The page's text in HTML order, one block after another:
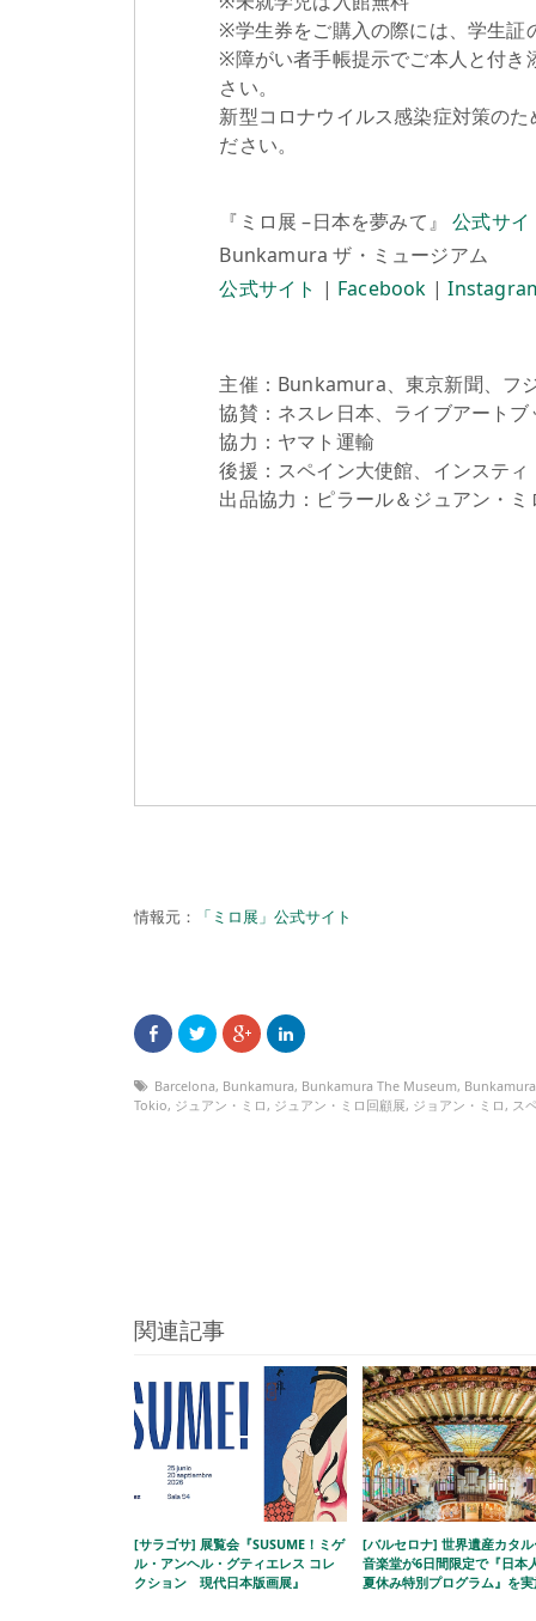
※学生券をご購入の際には、学生証
※障がい者手帳提示でご本人と付き
さい。
新型コロナウイルス感染症対策の
ださい。
『ミロ展 –日本を夢みて』公式サイ
Bunkamura ザ・ミュージアム
公式サイト | Facebook |
主催：Bunkamura、東京新聞、フ
協賛：ネスレ日本、ライブアートブ
協力：ヤマト運輸
後援：スペイン大使館、インステ
出品協力：ピラール＆ジュアン・
情報元： 「ミロ展」公式サイト
Barcelona, Bunkamura, Bunkamura The Museum,
Tokio, ジュアン・ミロ, ジュアン・ミロ回顧展, ジョアン・ミロ, ス
関連記事
[サラゴサ] 展覧会『SUSUME！ミゲ
ル・アンヘル・グティエレス コレ
クション 現代日本版画展』
[バルセロナ] 世界遺産カタ
音楽堂が6日間限定で『日本
夏休み特別プログラム』を